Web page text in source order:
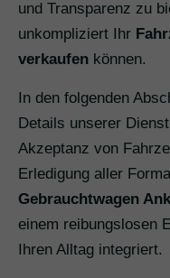
und Transparenz zu
unkompliziert Ihr
verkaufen können.
In den folgenden
Details unserer
Akzeptanz von
Erledigung aller
Gebrauchtwagen
einem reibungslosen
Ihren Alltag integriert.